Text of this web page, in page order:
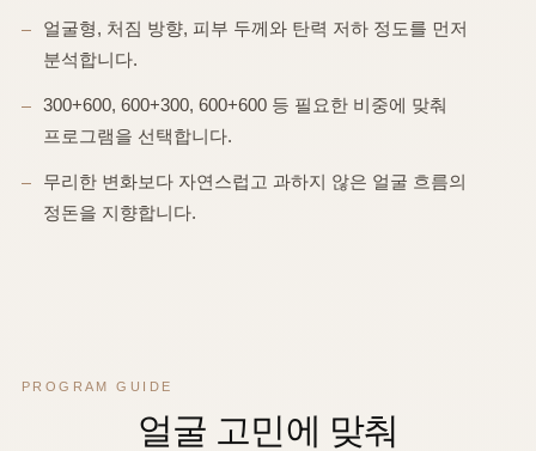
얼굴형, 처짐 방향, 피부 두께와 탄력 저하 정도를 먼저
분석합니다.
300+600, 600+300, 600+600 등 필요한 비중에 맞춰
프로그램을 선택합니다.
무리한 변화보다 자연스럽고 과하지 않은 얼굴 흐름의
정돈을 지향합니다.
PROGRAM GUIDE
얼굴 고민에 맞춰